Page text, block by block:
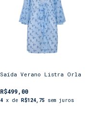
Saída Verano Listra Orla
R$499,00
4 x de R$124,75 sem juros